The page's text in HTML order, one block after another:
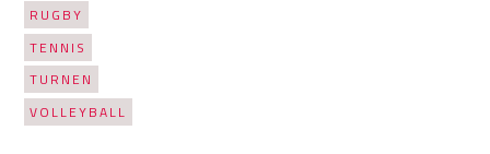
RUGBY
TENNIS
TURNEN
VOLLEYBALL